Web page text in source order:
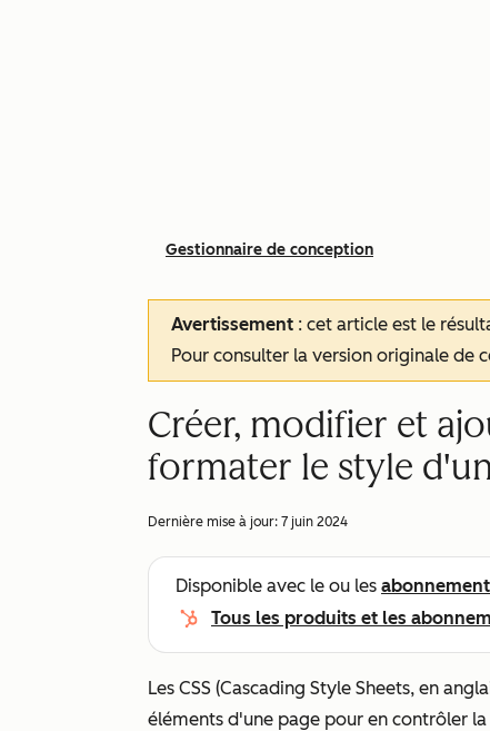
Gestionnaire de conception
Avertissement : cet article est le
Pour consulter la version originale de
Créer, modifier et
formater le style
Dernière mise à jour: 7 juin 2024
Disponible avec le ou les
Tous les produits et les
Les CSS (Cascading Style Sheets, en
éléments d'une page pour en contrôler